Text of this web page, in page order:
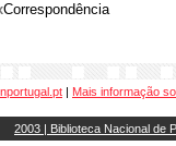
Correspondência
| Mais informação
2003 | Biblioteca Nacional de